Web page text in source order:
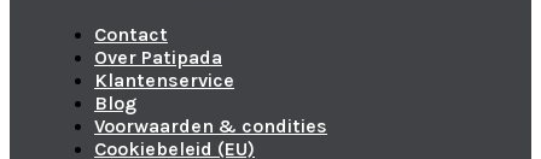
Contact
Over Patipada
Klantenservice
Blog
Voorwaarden & condities
Cookiebeleid (EU)